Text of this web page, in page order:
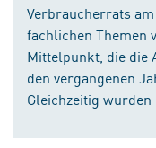
Verbraucherrats
fachlichen Themen
Mittelpunkt, die die
den vergangenen
Gleichzeitig